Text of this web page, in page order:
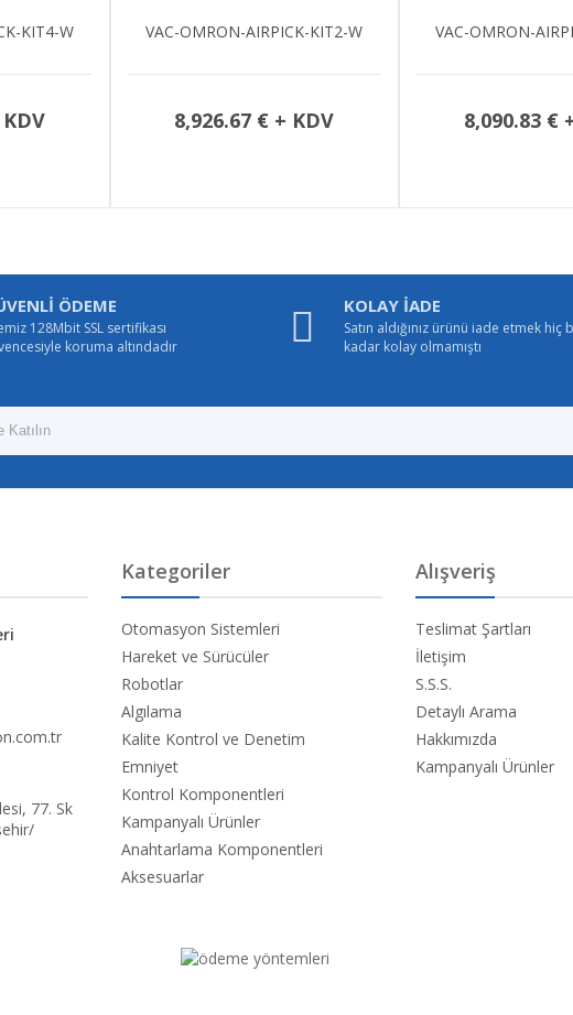
OMRON-AIRPICK-KIT2-W
8,926.67 € + KDV
VAC-OMRON-AIRPICK-KIT1-W
8,090.83 € + KDV
ÖDEME
128Mbit SSL sertifikası
koruma altındadır
KOLAY İADE
Satın aldığınız ürünü iade etmek hiç
kadar kolay olmamıştı
77. Sk
Kategoriler
Otomasyon Sistemleri
Hareket ve Sürücüler
Robotlar
Algılama
Kalite Kontrol ve Denetim
Emniyet
Kontrol Komponentleri
Kampanyalı Ürünler
Anahtarlama Komponentleri
Aksesuarlar
Alışveriş
Teslimat Şartları
İletişim
S.S.S.
Detaylı Arama
Hakkımızda
Kampanyalı Ürünler